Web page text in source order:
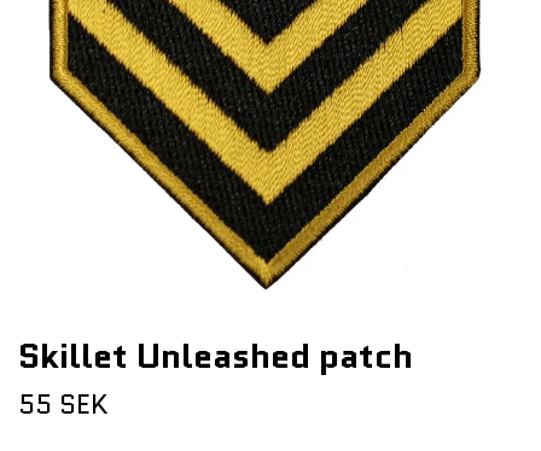
Skillet Unleashed patch
55 SEK